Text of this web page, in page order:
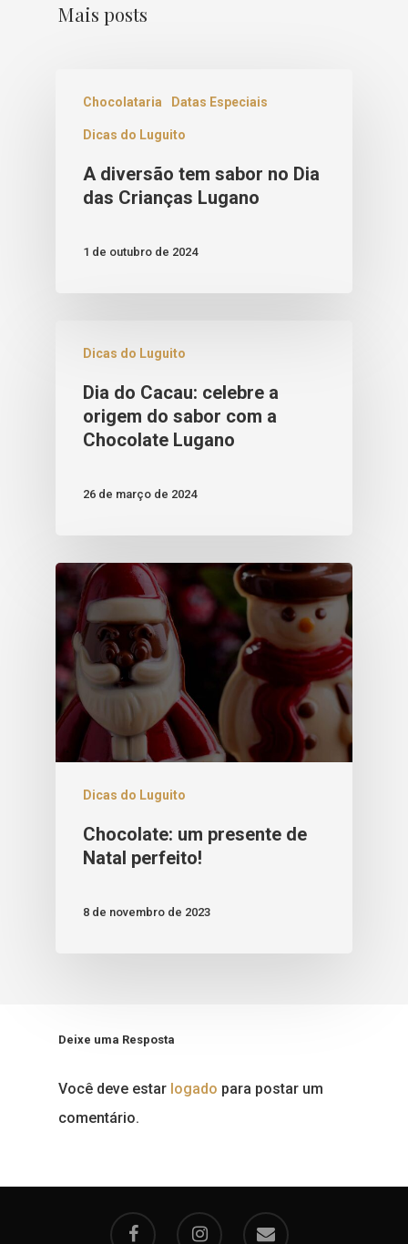
Mais posts
Chocolataria Datas Especiais
Dicas do Luguito
A diversão tem sabor no Dia
das Crianças Lugano
1 de outubro de 2024
Dicas do Luguito
Dia do Cacau: celebre a
origem do sabor com a
Chocolate Lugano
26 de março de 2024
Dicas do Luguito
Chocolate: um presente de
Natal perfeito!
8 de novembro de 2023
Deixe uma Resposta
Você deve estar logado para postar um
comentário.